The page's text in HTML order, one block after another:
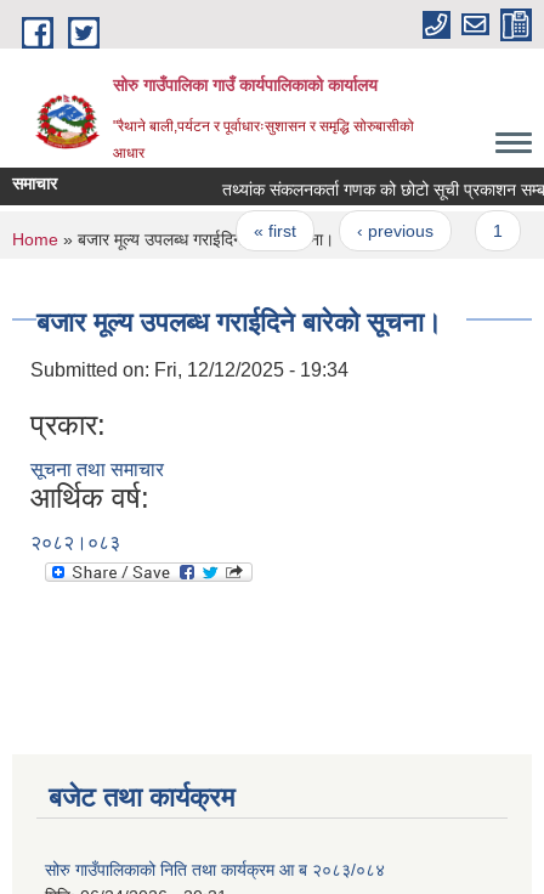
Skip to main content
सोरु गाउँपालिका गाउँ कार्यपालिकाको कार्यालय
"रैथाने बाली,पर्यटन र पूर्वाधारःसुशासन र समृद्धि सोरुबासीको
आधार
समाचार तथ्यांक संकलनकर्ता गणक को छोटो सूची प्रकाशन
Pages
« first ‹ previous
You are here
Home » बजार मूल्य उपलब्ध गराईदिने बारेको सूचना।
बजार मूल्य उपलब्ध गराईदिने बारेको सूचना।
Submitted on: Fri, 12/12/2025 - 19:34
प्रकार:
सूचना तथा समाचार
आर्थिक वर्ष:
२०८२।०८३
बजेट तथा कार्यक्रम
सोरु गाउँपालिकाको निति तथा कार्यक्रम आ ब २०८३/०८४